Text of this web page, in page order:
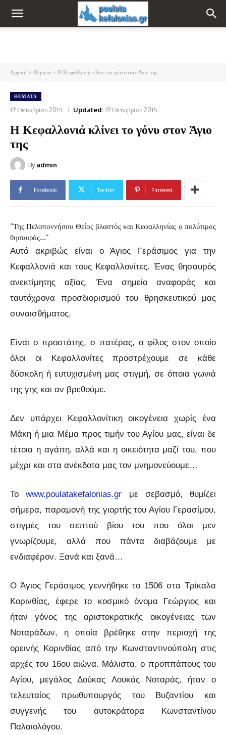
Αρχική Θέματα Η Κεφαλλονιά κλίνει το γόνυ στον Άγιο της
ΘΈΜΑΤΑ
19 Οκτωβρίου 2015 Updated:19 Οκτωβρίου 2015
Η Κεφαλλονιά κλίνει το γόνυ στον Άγιο
της
By admin
Facebook Twitter Pinterest
“Της Πελοποννήσου Θείος βλαστός και Κεφαλληνίας ο πολύτιμος
θησαυρός…”
Αυτό ακριβώς είναι ο Άγιος Γεράσιμος για την
Κεφαλλονιά και τους Κεφαλλονίτες. Ένας θησαυρός
ανεκτίμητης αξίας. Ένα σημείο αναφοράς και
ταυτόχρονα προσδιορισμού του θρησκευτικού μας
συναισθήματος.
Είναι ο προστάτης, ο πατέρας, ο φίλος στον οποίο
όλοι οι Κεφαλλονίτες προστρέχουμε σε κάθε
δύσκολη ή ευτυχισμένη μας στιγμή, σε όποια γωνιά
της γης και αν βρεθούμε.
Δεν υπάρχει Κεφαλλονίτικη οικογένεια χωρίς ένα
Μάκη ή μια Μέμα προς τιμήν του Αγίου μας, είναι δε
τέτοια η αγάπη, αλλά και η οικειότητα μαζί του, που
μέχρι και στα ανέκδοτα μας τον μνημονεύουμε…
Τοwww.poulatakefalonias.gr με σεβασμό, θυμίζει
σήμερα, παραμονή της γιορτής του Αγίου Γερασίμου,
στιγμές του σεπτού βίου του που όλοι μεν
γνωρίζουμε, αλλά που πάντα διαβάζουμε με
ενδιαφέρον. Ξανά και ξανά…
Ο Άγιος Γεράσιμος γεννήθηκε το 1506 στα Τρίκαλα
Κορινθίας, έφερε το κοσμικό όνομα Γεώργιος και
ήταν γόνος της αριστοκρατικής οικογένειας των
Νοταράδων, η οποία βρέθηκε στην περιοχή της
ορεινής Κορινθίας από την Κωνσταντινούπολη στις
αρχές του 16ου αιώνα. Μάλιστα, ο προππάπους του
Αγίου, μεγάλος Δούκας Λουκάς Νοταράς, ήταν ο
τελευταίος πρωθυπουργός του Βυζαντίου και
συγγενής του αυτοκράτορα Κωνσταντίνου
Παλαιολόγου.